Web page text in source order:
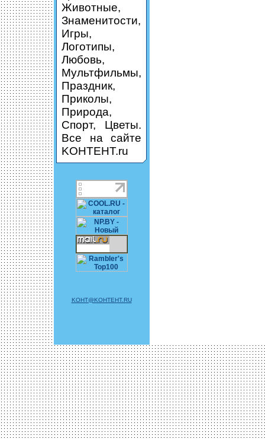
Животные,
Знаменитости,
Игры,
Логотипы,
Любовь,
Мультфильмы,
Праздник,
Приколы,
Природа,
Спорт, Цветы.
Все на сайте
KOHTEHT.ru
KOHT@KOHTEHT.RU